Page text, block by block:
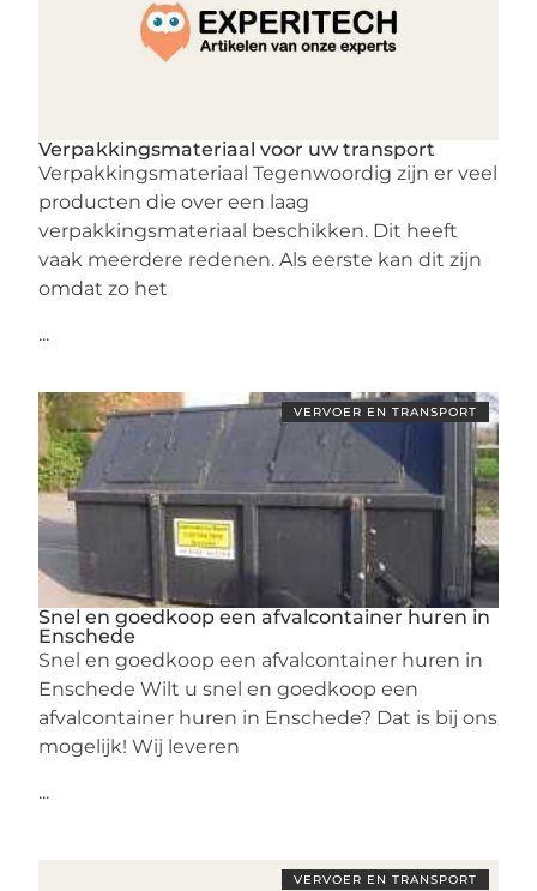
Verpakkingsmateriaal voor uw transport
Verpakkingsmateriaal Tegenwoordig zijn er veel
producten die over een laag
verpakkingsmateriaal beschikken. Dit heeft
vaak meerdere redenen. Als eerste kan dit zijn
omdat zo het
...
VERVOER EN TRANSPORT
Snel en goedkoop een afvalcontainer huren in
Enschede
Snel en goedkoop een afvalcontainer huren in
Enschede Wilt u snel en goedkoop een
afvalcontainer huren in Enschede? Dat is bij ons
mogelijk! Wij leveren
...
VERVOER EN TRANSPORT